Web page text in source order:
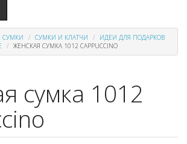
СУМКИ СУМКИ И КЛАТЧИ
ИДЕИ ДЛЯ ПОДАРКОВ
ЖЕНСКАЯ СУМКА 1012 CAPPUCCINO
сумка 1012